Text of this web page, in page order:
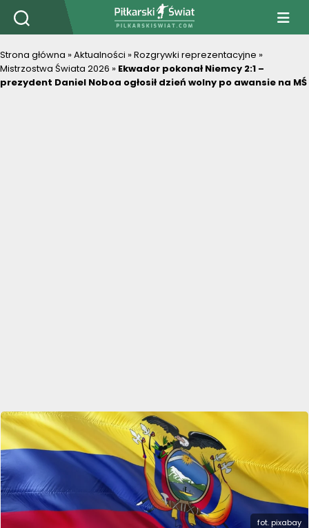
PiłkarskiSwiat.com
Strona główna »Aktualności »Rozgrywki reprezentacyjne »
Mistrzostwa Świata 2026 » Ekwador pokonał Niemcy 2:1 –
prezydent Daniel Noboa ogłosił dzień wolny po awansie na MŚ
fot. pixabay